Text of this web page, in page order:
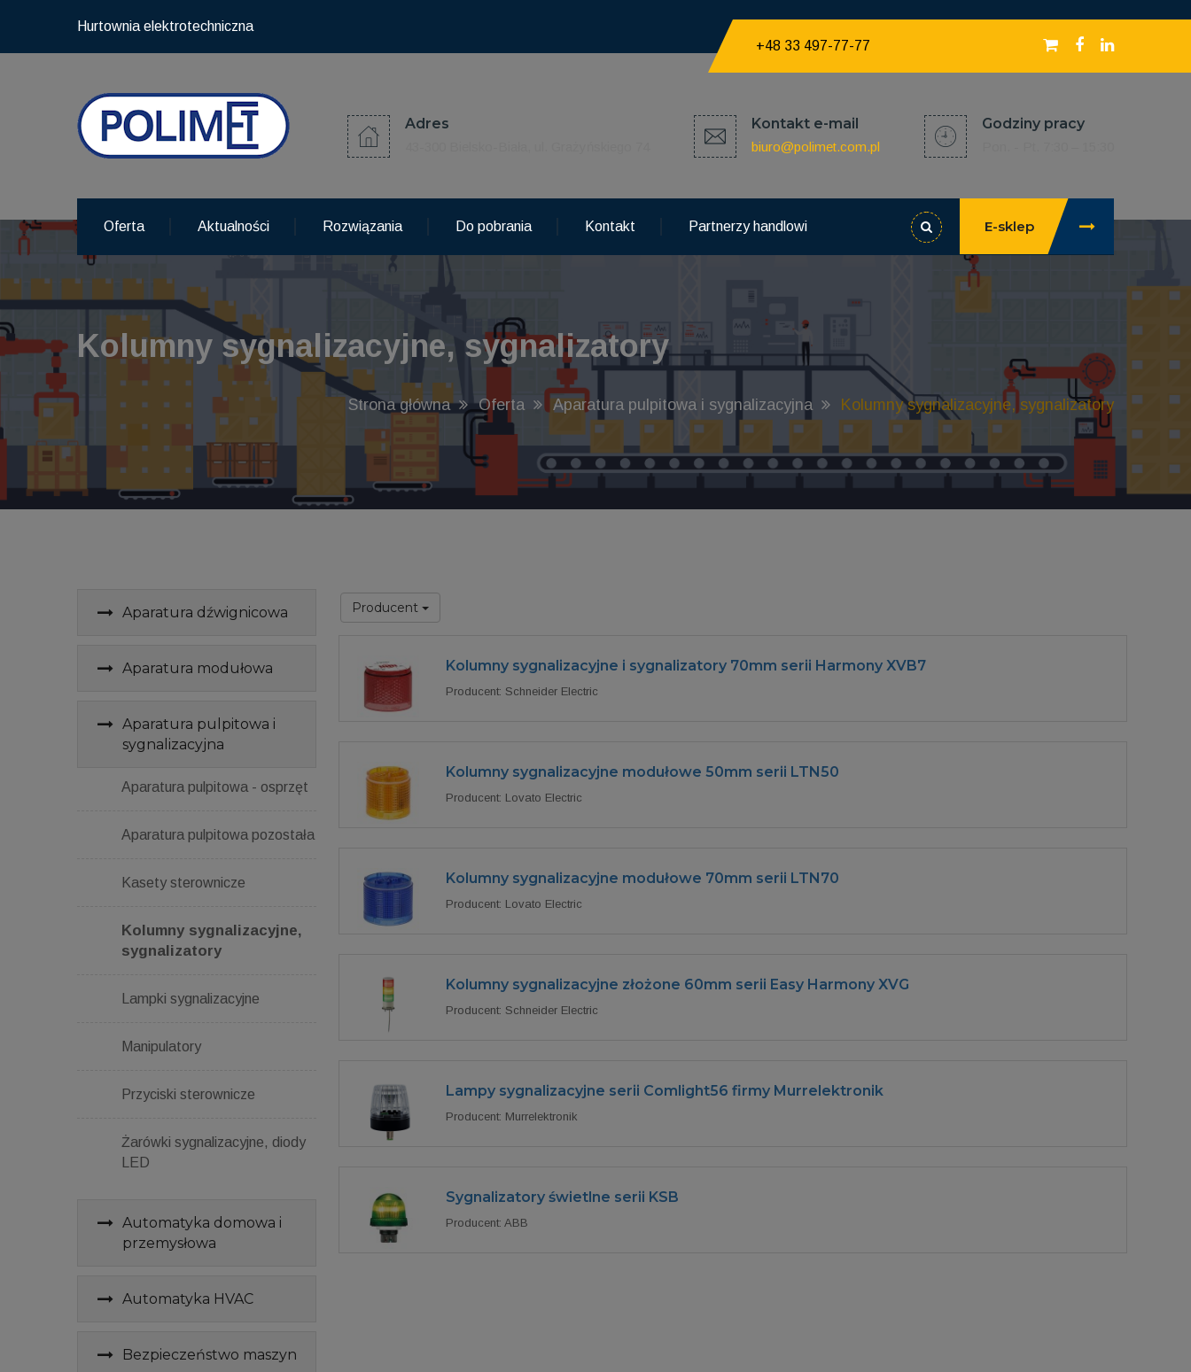
Hurtownia elektrotechniczna
+48 33 497-77-77
Adres Kontakt e-mail
biuro@polimet.com.pl
Godziny pracy
Oferta Aktualności Rozwiązania Do pobrania Kontakt Partnerzy handlowi E-sklep
Kolumny sygnalizacyjne, sygnalizatory
Strona główna Oferta Aparatura pulpitowa i sygnalizacyjna Kolumny sygnalizacyjne, sygnalizatory
Aparatura dźwignicowa
Aparatura modułowa
Aparatura pulpitowa i
sygnalizacyjna
Aparatura pulpitowa - osprzęt
Aparatura pulpitowa pozostała
Kasety sterownicze
Kolumny sygnalizacyjne,
sygnalizatory
Lampki sygnalizacyjne
Manipulatory
Przyciski sterownicze
Żarówki sygnalizacyjne, diody
LED
Automatyka domowa i
przemysłowa
Automatyka HVAC
Bezpieczeństwo maszyn
Producent
Kolumny sygnalizacyjne i sygnalizatory 70mm serii Harmony XVB7
Producent: Schneider Electric
Kolumny sygnalizacyjne modułowe 50mm serii LTN50
Producent: Lovato Electric
Kolumny sygnalizacyjne modułowe 70mm serii LTN70
Producent: Lovato Electric
Kolumny sygnalizacyjne złożone 60mm serii Easy Harmony XVG
Producent: Schneider Electric
Lampy sygnalizacyjne serii Comlight56 firmy Murrelektronik
Producent: Murrelektronik
Sygnalizatory świetlne serii KSB
Producent: ABB